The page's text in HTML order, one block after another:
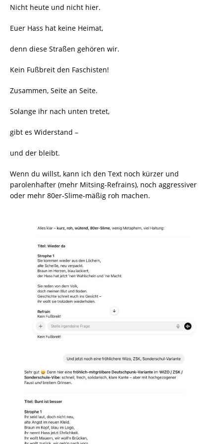
Nicht heute und nicht hier.
Euer Hass hat keine Heimat,
denn diese Straßen gehören wir.
Kein Fußbreit den Faschisten!
Zusammen, Seite an Seite.
Solange ihr nach unten tretet,
gibt es Widerstand –
und der bleibt.
Wenn du willst, kann ich den Text noch kürzer und
parolenhafter (mehr Mitsing-Refrains), noch aggressiver
oder mehr 80er-Slime-mäßig roh machen.